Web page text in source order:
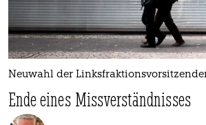
Neuwahl der
Ende eines Missverständnisses